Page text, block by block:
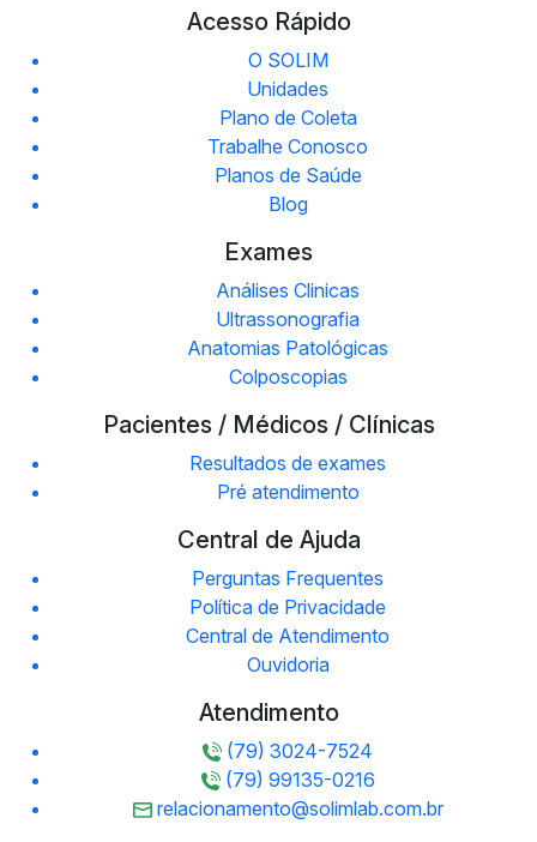
Acesso Rápido
O SOLIM
Unidades
Plano de Coleta
Trabalhe Conosco
Planos de Saúde
Blog
Exames
Análises Clinicas
Ultrassonografia
Anatomias Patológicas
Colposcopias
Pacientes / Médicos / Clínicas
Resultados de exames
Pré atendimento
Central de Ajuda
Perguntas Frequentes
Política de Privacidade
Central de Atendimento
Ouvidoria
Atendimento
(79) 3024-7524
(79) 99135-0216
relacionamento@solimlab.com.br